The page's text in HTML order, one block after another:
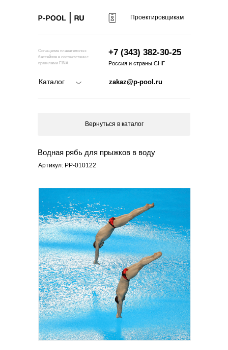
Оснащение плавательных
бассейнов в соответствии с
правилами FINA
Каталог zakaz@p-pool.ru
Проектировщикам
+7 (343) 382-30-25
Россия и страны СНГ
Водная рябь для прыжков в воду
Артикул: PP-010122
Вернуться в каталог